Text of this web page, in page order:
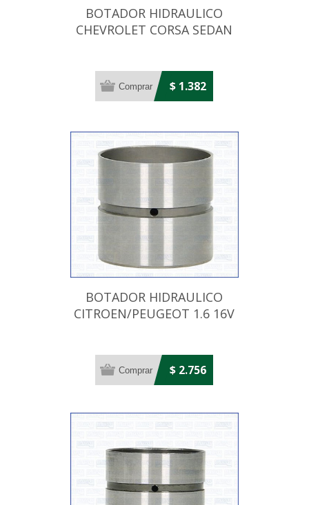
BOTADOR HIDRAULICO
CHEVROLET CORSA SEDAN
$ 1.382
BOTADOR HIDRAULICO
CITROEN/PEUGEOT 1.6 16V
$ 2.756